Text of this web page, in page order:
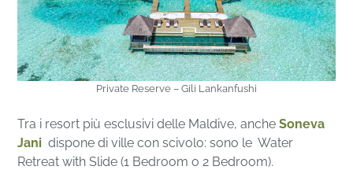
Private Reserve – Gili Lankanfushi
Tra i resort più esclusivi delle Maldive, ancheSoneva
Jani dispone di ville con scivolo: sono le Water
Retreat with Slide (1 Bedroom o 2 Bedroom).